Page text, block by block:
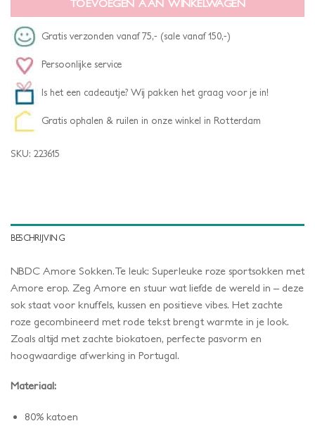
TOEVOEGEN AAN WINKELWAGEN
Gratis verzonden vanaf 75,- (sale vanaf 150,-)
Persoonlijke service
Is het een cadeautje? Wij pakken het graag voor je in!
Gratis ophalen & ruilen in onze winkel in Rotterdam
SKU: 223615
BESCHRIJVING
NBDC Amore Sokken.Te leuk: Superleuke roze sportsokken met
Amore erop. Zeg Amore en stuur wat liefde de wereld in – deze
sok staat voor knuffels, kussen en positieve vibes. Het zachte
roze gecombineerd met rode tekst brengt warmte in je look.
Zoals altijd met zachte biokatoen, perfecte pasvorm en
hoogwaardige afwerking in Portugal.
Materiaal:
80% katoen